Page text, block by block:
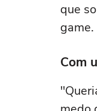
que
Com